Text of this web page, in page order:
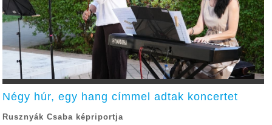
Négy húr, egy hang címmel adtak koncertet
Rusznyák Csaba képriportja